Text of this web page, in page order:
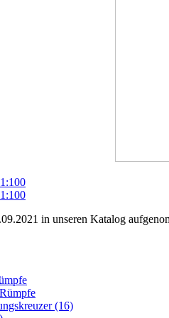
in unseren Katalog
(16)